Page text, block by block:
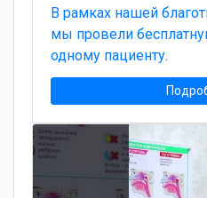
В рамках нашей
мы провели
одному пациенту.